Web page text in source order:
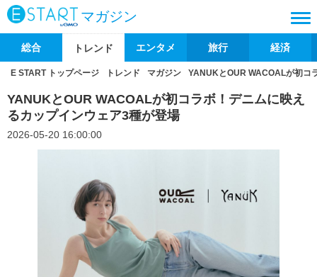
マガジン
総合 トレンド エンタメ 旅行 経済
E START トップページ トレンド マガジン YANUKとOUR WACOALが初コ
YANUKとOUR WACOALが初コラボ！デニムに映え
るカップインウェア3種が登場
2026-05-20 16:00:00